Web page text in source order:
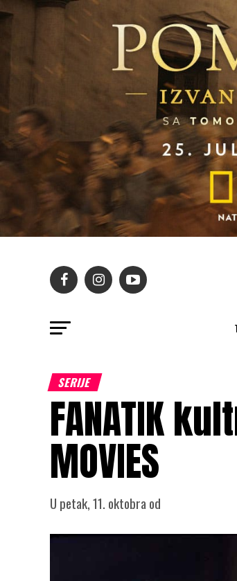
SERIJE
FANATIK
MOVIES
U petak, 11. oktobra od